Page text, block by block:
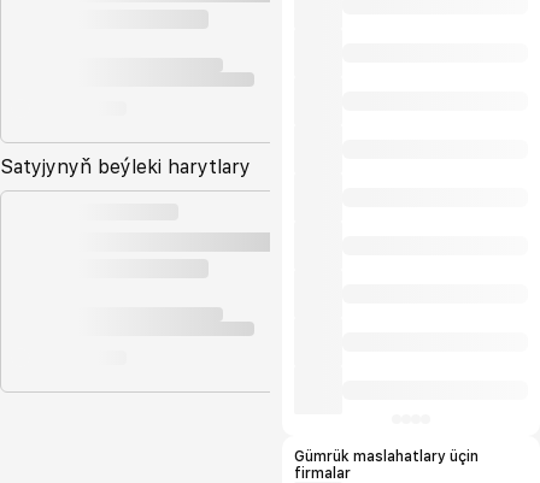
Satyjynyň beýleki harytlary
Gümrük maslahatlary üçin
firmalar